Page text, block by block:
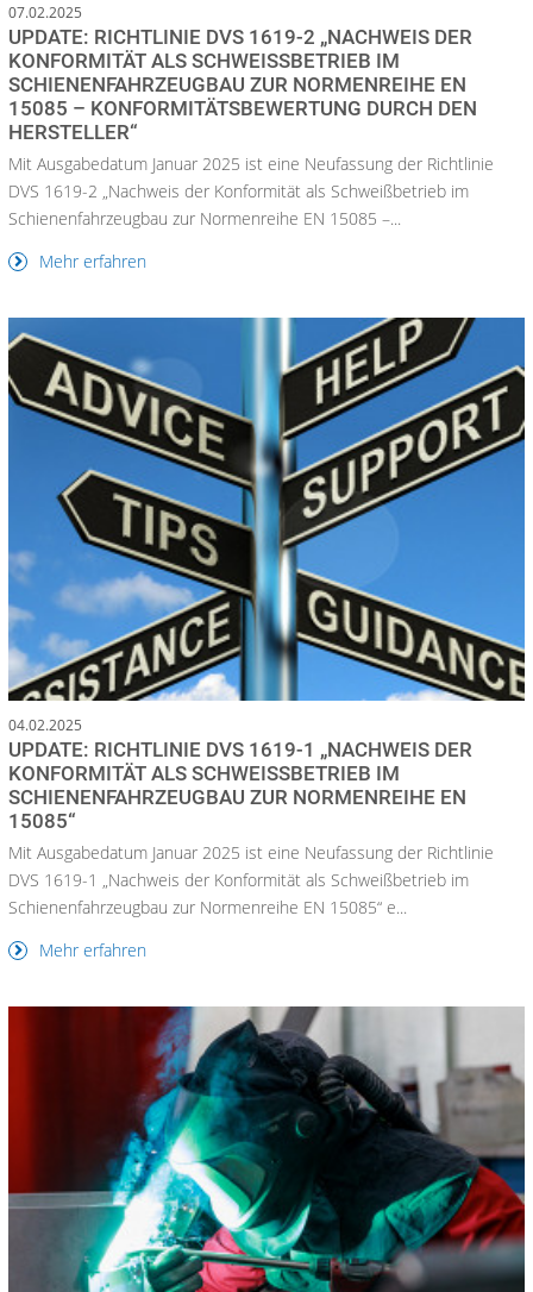
07.02.2025
UPDATE: RICHTLINIE DVS 1619-2 „NACHWEIS DER
KONFORMITÄT ALS SCHWEISSBETRIEB IM S
CHIENENFAHRZEUGBAU ZUR NORMENREIHE EN 1
5085 – KONFORMITÄTSBEWERTUNG DURCH DEN H
ERSTELLER“
Mit Ausgabedatum Januar 2025 ist eine Neufassung der Richtlinie
DVS 1619-2 „Nachweis der Konformität als Schweißbetrieb im
Schienenfahrzeugbau zur Normenreihe EN 15085 –...
Mehr erfahren
04.02.2025
UPDATE: RICHTLINIE DVS 1619-1 „NACHWEIS DER
KONFORMITÄT ALS SCHWEISSBETRIEB IM S
CHIENENFAHRZEUGBAU ZUR NORMENREIHE EN 1
5085“
Mit Ausgabedatum Januar 2025 ist eine Neufassung der Richtlinie
DVS 1619-1 „Nachweis der Konformität als Schweißbetrieb im
Schienenfahrzeugbau zur Normenreihe EN 15085“ e...
Mehr erfahren